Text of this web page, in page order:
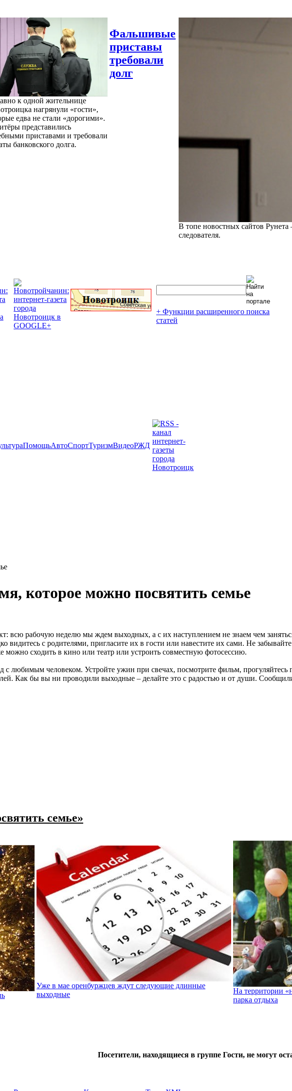
к одной жительнице
нагрянули «гости»,
едва не стали «дорогими».
представились
приставами и требовали
банковского долга.
Фальшивые
приставы
требовали
долг
В топе новостных сайтов Рунета
следователя.
+ Функции расширенного поиска
статей
ПомощьАвтоСпортТуризмВидеоРЖД
которое можно посвятить семье
всю рабочую неделю мы ждем выходных, а с их наступлением не знаем чем
видитесь с родителями, пригласите их в гости или навестите их сами. Не
можно сходить в кино или театр или устроить совместную фотосессию.
любимым человеком. Устройте ужин при свечах, посмотрите фильм,
Как бы вы ни проводили выходные – делайте это с радостью и от души.
семье»
Уже в мае оренбуржцев ждут следующие длинные
выходные
На территории
парка отдыха
Посетители, находящиеся в группе Гости, не могут